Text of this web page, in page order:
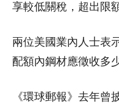
享較低關稅，超出限
兩位美國業內人士表
配額內鋼材應徵收多
《環球郵報》去年曾